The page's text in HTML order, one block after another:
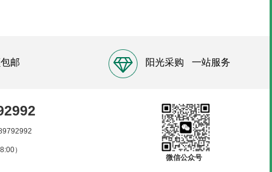
邮 阳光采购 一站服务
）
微信公众号